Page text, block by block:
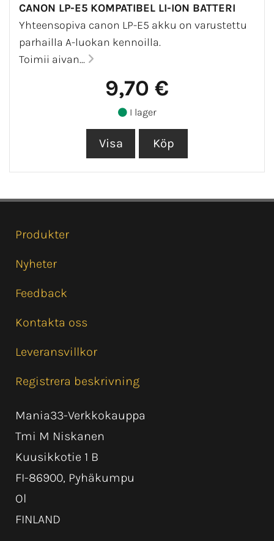
CANON LP-E5 KOMPATIBEL LI-ION BATTERI
Yhteensopiva canon LP-E5 akku on varustettu
parhailla A-luokan kennoilla.
Toimii aivan...
9,70 €
I lager
Produkter
Nyheter
Feedback
Kontakta oss
Leveransvillkor
Registrera beskrivning
Mania33-Verkkokauppa
Tmi M Niskanen
Kuusikkotie 1 B
FI-86900, Pyhäkumpu
Ol
FINLAND